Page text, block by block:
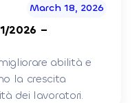
March 18, 2026
2026 –
abilità e
la crescita
dei lavoratori.